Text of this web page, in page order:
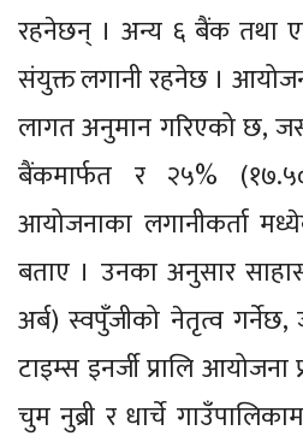
रहनेछन् । अन्य ६ बैंक तथा
संयुक्त लगानी रहनेछ ।
लागत अनुमान गरिएको छ,
बैंकमार्फत र २५%
आयोजनाका लगानीकर्ता
बताए । उनका अनुसार
अर्ब) स्वपुँजीको नेतृत्व
टाइम्स इनर्जी प्रालि
चुम नुब्री र धार्चे